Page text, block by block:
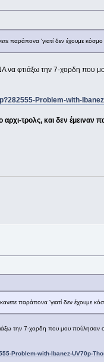
παράπονα 'γιατί δεν έχουμε
φτιάξω την 7-χορδη που
Problem-with-
τρολς, και δεν έμειναν
παράπονα 'γιατί δεν έχουμε
την 7-χορδη που μου πούλησαν
Problem-with-Ibanez-UV70p-